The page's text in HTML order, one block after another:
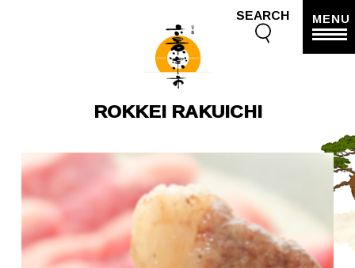
ROKKEI RAKUICHI
SEARCH MENU